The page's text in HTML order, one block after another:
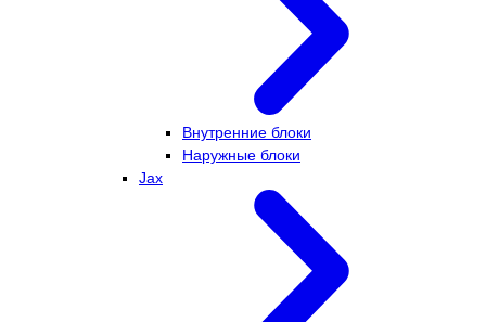
Внутренние блоки
Наружные блоки
Jax